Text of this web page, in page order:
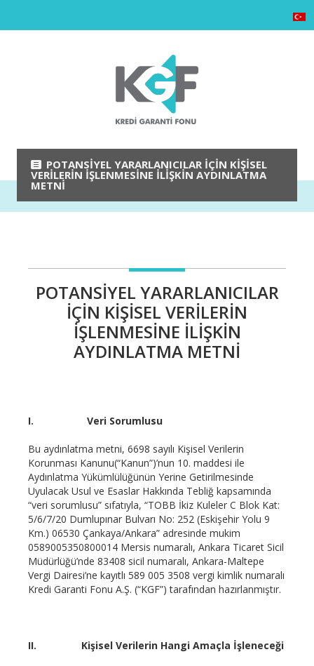
POTANSIYEL YARARLANICILAR İÇIN KIŞISEL
VERILERIN İŞLENMESINE İLIŞKIN AYDINLATMA
METNI
POTANSIYEL YARARLANICILAR
İÇIN KIŞISEL VERILERIN
İŞLENMESINE İLIŞKIN
AYDINLATMA METNI
I. Veri Sorumlusu
Bu aydınlatma metni, 6698 sayılı Kişisel Verilerin
Korunması Kanunu(“Kanun”)’nun 10. maddesi ile
Aydınlatma Yükümlülüğünün Yerine Getirilmesinde
Uyulacak Usul ve Esaslar Hakkında Tebliğ kapsamında
“veri sorumlusu” sıfatıyla, “TOBB İkiz Kuleler C Blok Kat:
5/6/7/20 Dumlupınar Bulvarı No: 252 (Eskişehir Yolu 9
Km.) 06530 Çankaya/Ankara” adresinde mukim
0589005350800014 Mersis numaralı, Ankara Ticaret Sicil
Müdürlüğü’nde 83408 sicil numaralı, Ankara-Maltepe
Vergi Dairesi’ne kayıtlı 589 005 3508 vergi kimlik numaralı
Kredi Garanti Fonu A.Ş. (“KGF”) tarafından hazırlanmıştır.
II. Kişisel Verilerin Hangi Amaçla İşleneceği